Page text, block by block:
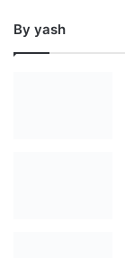
By yash